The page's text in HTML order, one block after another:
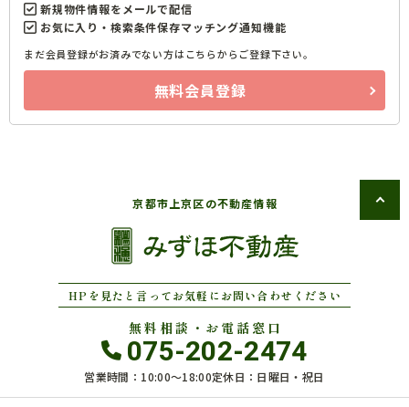
新規物件情報をメールで配信
お気に入り・検索条件保存マッチング通知機能
まだ会員登録がお済みでない方はこちらからご登録下さい。
無料会員登録
京都市上京区の不動産情報
HPを見たと言ってお気軽にお問い合わせください
無料相談・お電話窓口
075-202-2474
営業時間：10:00〜18:00定休日：日曜日・祝日